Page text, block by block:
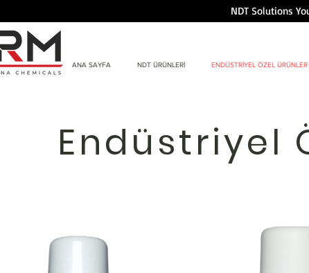
NDT Solutions
ANA SAYFA NDT ÜRÜNLERİ ENDÜSTRİYEL ÖZEL ÜRÜNLER
Endüstriyel